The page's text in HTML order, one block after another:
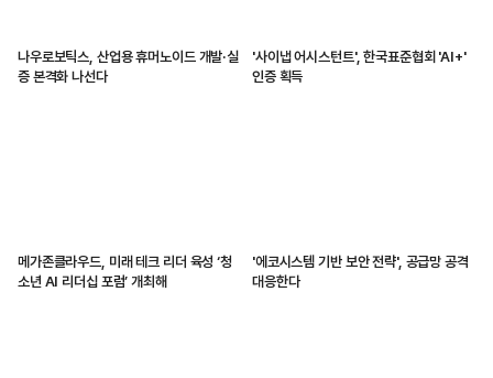
나우로보틱스, 산업용 휴머노이드 개발·실
증 본격화 나선다
'사이냅 어시스턴트', 한국표준협회 'AI+'
인증 획득
메가존클라우드, 미래 테크 리더 육성 ‘청
소년 AI 리더십 포럼’ 개최해
'에코시스템 기반 보안 전략', 공급망 공격
대응한다